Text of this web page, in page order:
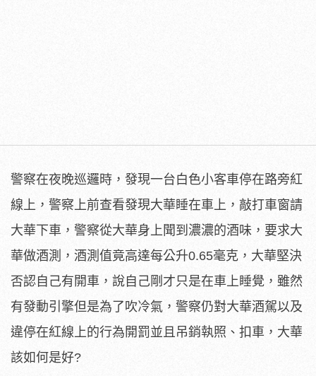
警察在夜晚巡邏時，發現一台白色小客車停在路旁紅
線上，警察上前查看發現大華睡在車上，敲打車窗請
大華下車，警察從大華身上聞到濃濃的酒味，要求大
華做酒測，酒測值竟高達每公升0.65毫克，大華堅決
否認自己有開車，說自己剛才只是在車上睡覺，雖然
有發動引擎但是為了吹冷氣，警察仍對大華酒駕以及
違停在紅線上的行為開罰並且吊銷執照、扣車，大華
該如何是好?